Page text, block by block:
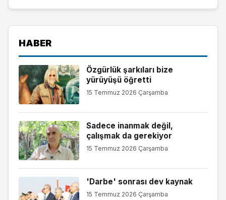
HABER
Özgürlük şarkıları bize
yürüyüşü öğretti
15 Temmuz 2026 Çarşamba
Sadece inanmak değil,
çalışmak da gerekiyor
15 Temmuz 2026 Çarşamba
'Darbe' sonrası dev kaynak
15 Temmuz 2026 Çarşamba